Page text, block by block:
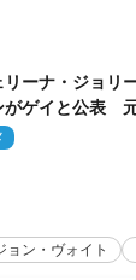
ーナ・ジョリ
がゲイと公表
ョン・ヴォイト